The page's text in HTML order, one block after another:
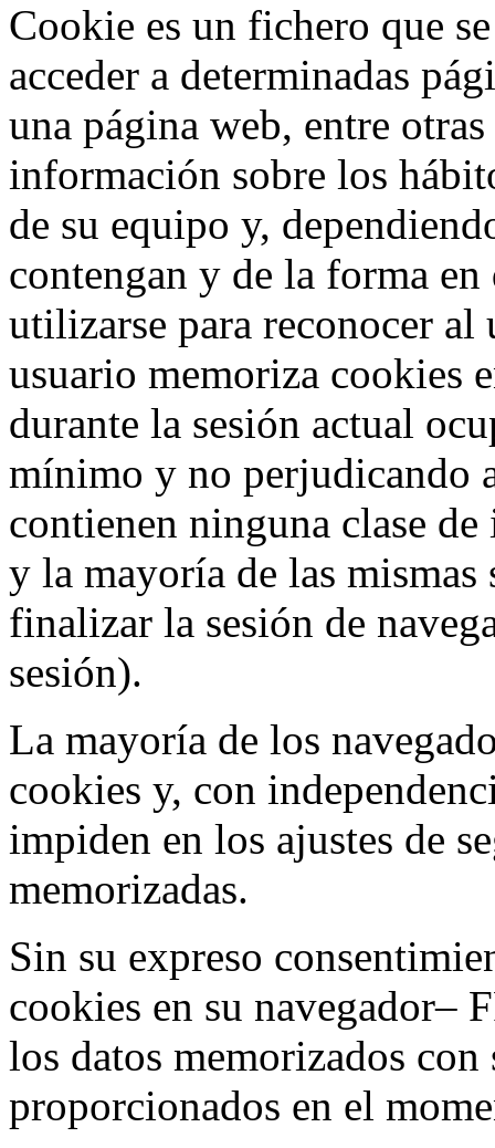
Cookie es un fichero que
acceder a determinadas
una página web, entre
información sobre los
de su equipo y,
contengan y de la forma
utilizarse para reconocer
usuario memoriza cookies
durante la sesión actual
mínimo y no perjudicando
contienen ninguna clase
y la mayoría de las
finalizar la sesión de
sesión).
La mayoría de los
cookies y, con
impiden en los ajustes de
memorizadas.
Sin su expreso
cookies en su navegador–
los datos memorizados con
proporcionados en el